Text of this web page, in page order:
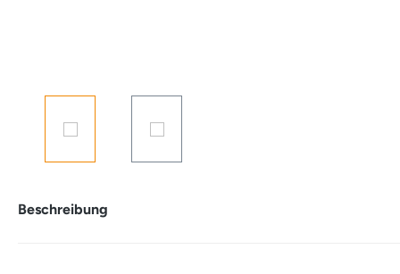
Beschreibung